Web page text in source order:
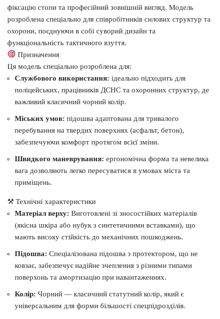
фіксацію стопи та професійний зовнішній вигляд. Модель
розроблена спеціально для співробітників силових структур та
охорони, поєднуючи в собі суворий дизайн та
функціональність тактичного взуття.
Призначення
Ця модель спеціально розроблена для:
Службового використання: ідеально підходить для
поліцейських, працівників ДСНС та охоронних структур, де
важливий класичний чорний колір.
Міських умов: підошва адаптована для тривалого
перебування на твердих поверхнях (асфальт, бетон),
забезпечуючи комфорт протягом всієї зміни.
Швидкого маневрування: ергономічна форма та невелика
вага дозволяють легко пересуватися в умовах міста та
приміщень.
⚒ Технічні характеристики
Матеріал верху: Виготовлені зі зносостійких матеріалів
(якісна шкіра або нубук з синтетичними вставками), що
мають високу стійкість до механічних пошкоджень.
Підошва: Спеціалізована підошва з протектором, що не
ковзає, забезпечує надійне зчеплення з різними типами
поверхонь та амортизацію при навантаженнях.
Колір: Чорний — класичний статутний колір, який є
універсальним для форми більшості спецпідрозділів.